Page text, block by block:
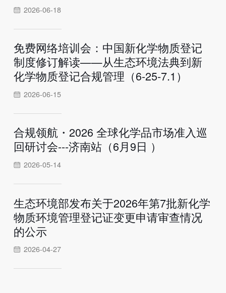
2026-06-18
免费网络培训会：中国新化学物质登记
制度修订解读——从生态环境法典到新
化学物质登记合规管理（6-25-7.1）
2026-06-15
合规领航・2026 全球化学品市场准入巡
回研讨会---济南站（6月9日 ）
2026-05-14
生态环境部发布关于2026年第7批新化学
物质环境管理登记证变更申请审查情况
的公示
2026-04-27